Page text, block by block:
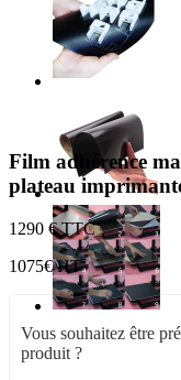
Film adhérence
plateau
1290 € TTC
1075€ HT
Vous souhaitez être
produit ?